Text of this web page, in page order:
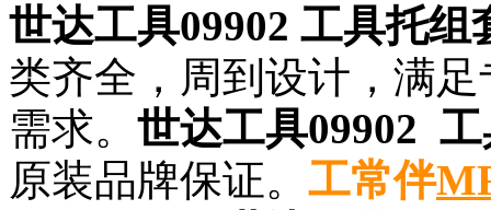
世达工具09902 工具托
类齐全，周到设计，满
需求。 世达工具09902
原装品牌保证。 工常伴